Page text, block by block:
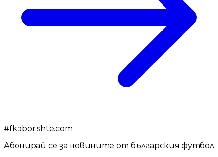
#fkoborishte.com
Абонирай се за новините от българския футбол